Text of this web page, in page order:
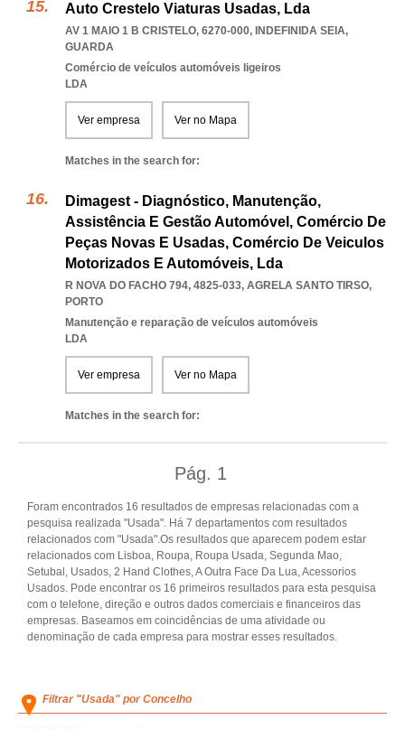
Auto Crestelo Viaturas Usadas, Lda
AV 1 MAIO 1 B CRISTELO, 6270-000, INDEFINIDA SEIA,
GUARDA
Comércio de veículos automóveis ligeiros
LDA
Ver empresa Ver no Mapa
Matches in the search for:
Dimagest - Diagnóstico, Manutenção,
Assistência E Gestão Automóvel, Comércio De
Peças Novas E Usadas, Comércio De Veiculos
Motorizados E Automóveis, Lda
R NOVA DO FACHO 794, 4825-033, AGRELA SANTO TIRSO,
PORTO
Manutenção e reparação de veículos automóveis
LDA
Ver empresa Ver no Mapa
Matches in the search for:
Pág. 1
Foram encontrados 16 resultados de empresas relacionadas com a
pesquisa realizada "Usada". Há 7 departamentos com resultados
relacionados com "Usada".Os resultados que aparecem podem estar
relacionados com Lisboa, Roupa, Roupa Usada, Segunda Mao,
Setubal, Usados, 2 Hand Clothes, A Outra Face Da Lua, Acessorios
Usados. Pode encontrar os 16 primeiros resultados para esta pesquisa
com o telefone, direção e outros dados comerciais e financeiros das
empresas. Baseamos em coincidências de uma atividade ou
denominação de cada empresa para mostrar esses resultados.
Filtrar "Usada" por Concelho